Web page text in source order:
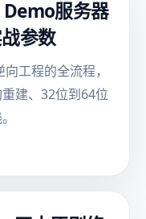
服务器
参数
工程的全流程，
建、32位到64位